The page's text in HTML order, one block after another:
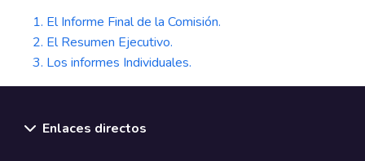
1. El Informe Final de la Comisión.
2. El Resumen Ejecutivo.
3. Los informes Individuales.
Enlaces directos